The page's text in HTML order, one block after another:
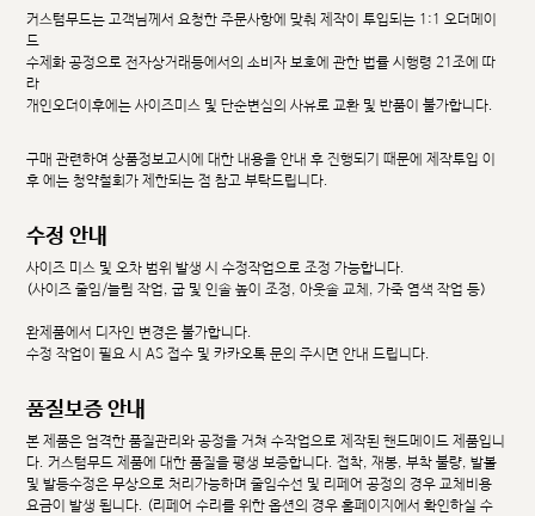
커스텀무드는 고객님께서 요청한 주문사항에 맞춰 제작이 투입되는 1:1 오더메이
드
수제화 공정으로 전자상거래등에서의 소비자 보호에 관한 법률 시행령 21조에 따
라
개인오더이후에는 사이즈미스 및 단순변심의 사유로 교환 및 반품이 불가합니다.
구매 관련하여 상품정보고시에 대한 내용을 안내 후 진행되기 때문에 제작투입 이
후 에는 청약철회가 제한되는 점 참고 부탁드립니다.
수정 안내
사이즈 미스 및 오차 범위 발생 시 수정작업으로 조정 가능합니다.
(사이즈 줄임/늘림 작업, 굽 및 인솔 높이 조정, 아웃솔 교체, 가죽 염색 작업 등)
완제품에서 디자인 변경은 불가합니다.
수정 작업이 필요 시 AS 접수 및 카카오톡 문의 주시면 안내 드립니다.
품질보증 안내
본 제품은 엄격한 품질관리와 공정을 거쳐 수작업으로 제작된 핸드메이드 제품입니
다. 커스텀무드 제품에 대한 품질을 평생 보증합니다. 접착, 재봉, 부착 불량, 발볼
및 발등수정은 무상으로 처리가능하며 줄임수선 및 리페어 공정의 경우 교체비용
요금이 발생 됩니다. (리페어 수리를 위한 옵션의 경우 홈페이지에서 확인하실 수